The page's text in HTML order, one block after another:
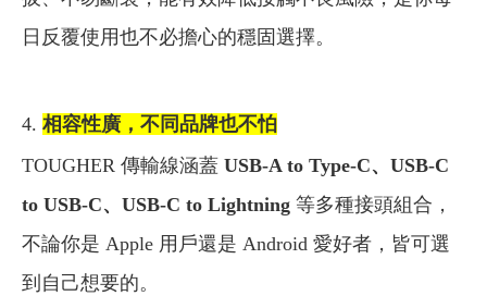
日反覆使用也不必擔心的穩固選擇。
4. 相容性廣，不同品牌也不怕
TOUGHER 傳輸線涵蓋 USB-A to Type-C、USB-C
to USB-C、USB-C to Lightning 等多種接頭組合，
不論你是 Apple 用戶還是 Android 愛好者，皆可選
到自己想要的。